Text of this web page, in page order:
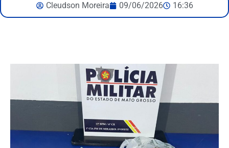
Cleudson Moreira 09/06/2026 16:36